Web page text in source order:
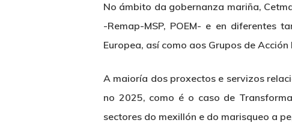
No ámbito da gobernanza mariña,
-Remap-MSP, POEM- e en diferentes
Europea, así como aos Grupos de
A maioría dos proxectos e servizos
no 2025, como é o caso de
sectores do mexillón e do marisqueo a